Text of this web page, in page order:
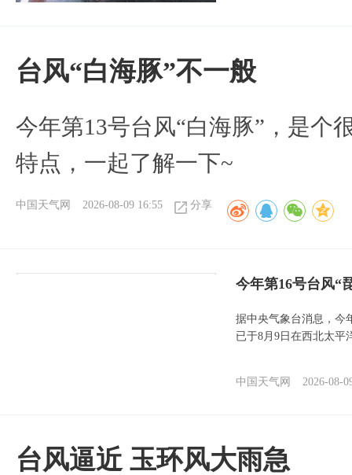
台风“白海豚”不一般
今年第13号台风“白海豚”，是个
特点，一起了解一下~
中国天气网 2026-08-09 16:55 分享
今年第16号台风“
据中央气象台消息，今
已于8月9日在西北太平
中国天气网 2026-08-
台风逼近 玉环风大雨急